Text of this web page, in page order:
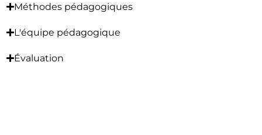
Méthodes pédagogiques
L'équipe pédagogique
Évaluation